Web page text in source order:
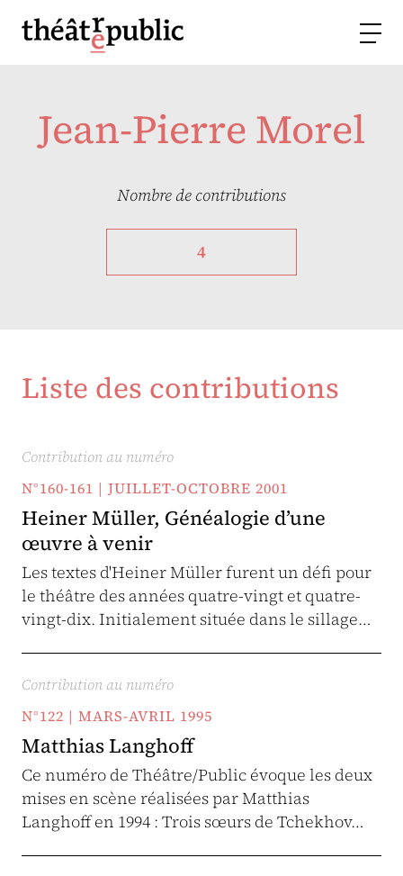
Jean-Pierre Morel
Nombre de contributions
4
Liste des contributions
Contribution au numéro
N°160-161 | JUILLET-OCTOBRE 2001
Heiner Müller, Généalogie d’une
œuvre à venir
Les textes d'Heiner Müller furent un défi pour
le théâtre des années quatre-vingt et quatre-
vingt-dix. Initialement située dans le sillage…
Contribution au numéro
N°122 | MARS-AVRIL 1995
Matthias Langhoff
Ce numéro de Théâtre/Public évoque les deux
mises en scène réalisées par Matthias
Langhoff en 1994 : Trois sœurs de Tchekhov…